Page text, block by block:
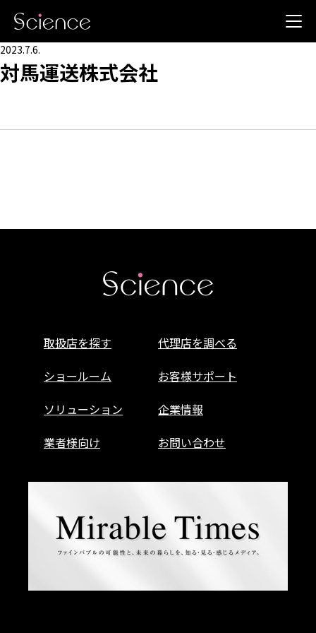
2023.7.6.
対馬運送株式会社
取扱店を探す
代理店を調べる
ショールーム
お客様サポート
ソリューション
企業情報
業者様向け
お問い合わせ